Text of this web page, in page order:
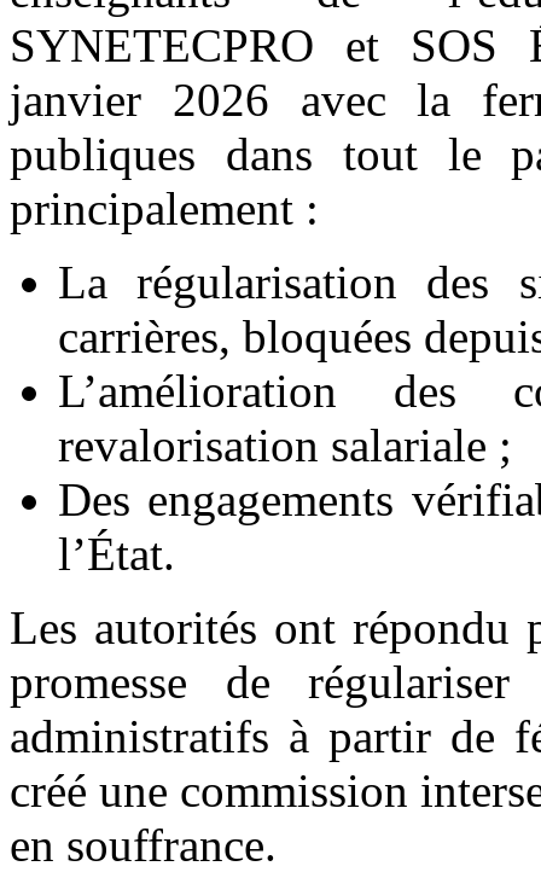
SYNETECPRO et
janvier 2026 avec la
publiques dans tout le
principalement :
La régularisation des
carrières, bloquées
L’amélioration
revalorisation salariale ;
Des engagements
l’État.
Les autorités ont répondu
promesse de
administratifs à partir de
créé une commission
en souffrance.